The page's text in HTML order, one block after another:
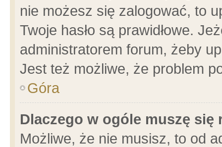
nie możesz się zalogować, to
Twoje hasło są prawidłowe.
administratorem forum, żeby
Jest też możliwe, że problem
Góra
Dlaczego w ogóle muszę się
Możliwe, że nie musisz, to od